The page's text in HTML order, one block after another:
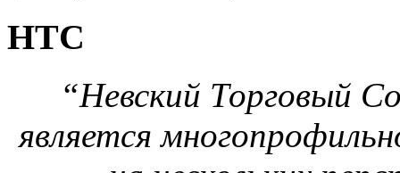
НТС
“Невский Торговый
является